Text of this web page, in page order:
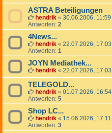
ASTRA Beteiligungen
hendrik « 30.06.2006, 11:59
Antworten: 2
4News...
hendrik « 22.07.2026, 17:03
Antworten: 1
JOYN Mediathek...
hendrik « 22.07.2026, 17:03
TELEGOLD...
hendrik « 01.07.2026, 16:54
Antworten: 5
Shop LC...
hendrik « 15.06.2026, 17:11
Antworten: 3